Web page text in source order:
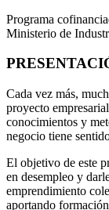
Programa
Ministerio de
Cada vez más,
proyecto
conocimientos y
negocio tiene
El objetivo de este
en desempleo y
emprendimiento
aportando